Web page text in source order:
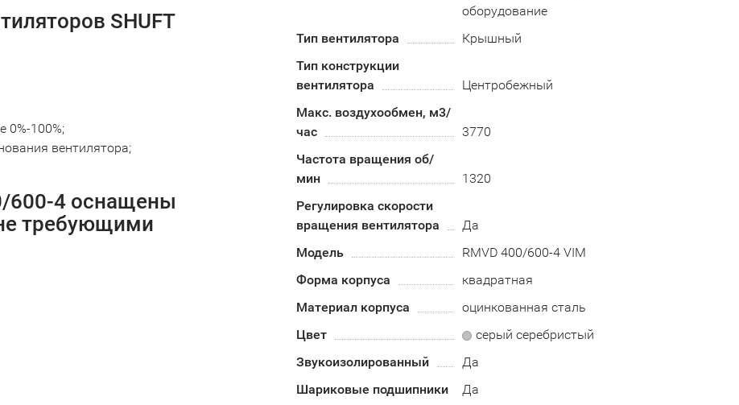
SHUFT
0%-100%;
вентилятора;
600-4 оснащены
требующими
оборудование
Тип вентилятора
Крышный
Тип конструкции
вентилятора
Центробежный
Макс. воздухообмен, м3/
час
3770
Частота вращения об/
мин
1320
Регулировка скорости
вращения вентилятора
Да
Модель
RMVD 400/600-4 VIM
Форма корпуса
квадратная
Материал корпуса
оцинкованная сталь
Цвет
серый серебристый
Звукоизолированный
Да
Шариковые подшипники
Да